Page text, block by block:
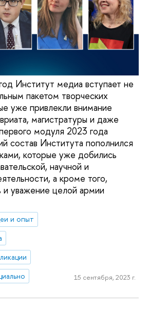
Институт медиа вступает не
пакетом творческих
уже привлекли внимание
магистратуры и даже
модуля 2023 года
состав Института пополнился
которые уже добились
научной и
а кроме того,
и уважение целой армии
и опыт
15 сентября, 2023 г.